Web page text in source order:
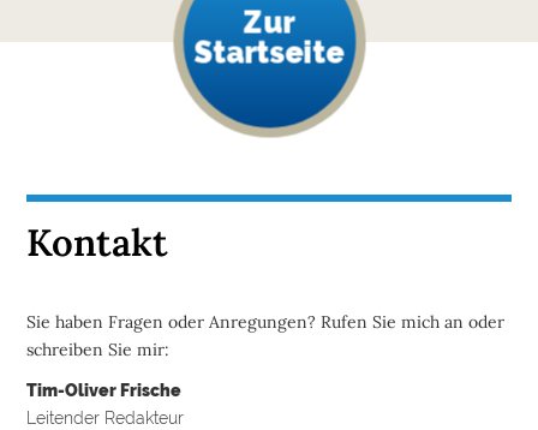
Zur
Startseite
Kontakt
Sie haben Fragen oder Anregungen? Rufen Sie mich an oder
schreiben Sie mir:
Tim-Oliver Frische
Leitender Redakteur